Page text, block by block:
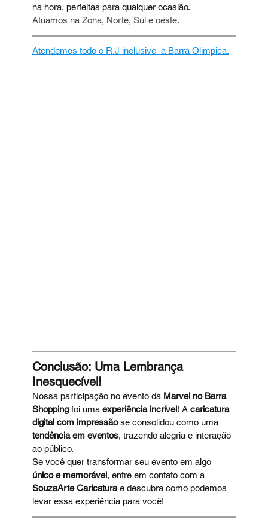
na hora, perfeitas para qualquer ocasião.
Atuamos na Zona, Norte, Sul e oeste.
Atendemos todo o R.J inclusive  a Barra Olimpica.
Conclusão: Uma Lembrança
Inesquecível!
Nossa participação no evento da Marvel no Barra
Shopping foi uma experiência incrível! A caricatura
digital com impressão se consolidou como uma
tendência em eventos, trazendo alegria e interação
ao público.
Se você quer transformar seu evento em algo
único e memorável, entre em contato com a
SouzaArte Caricatura e descubra como podemos
levar essa experiência para você!